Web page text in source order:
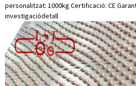
personalitzat: 1000kg Certificació: CE
investigaciódetall